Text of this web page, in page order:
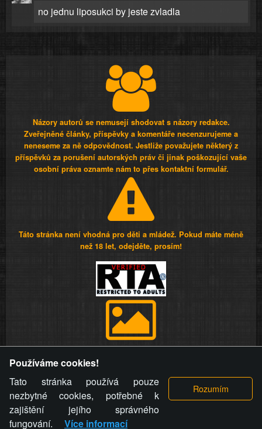
no jednu liposukci by jeste zvladla
Názory autorů se nemusejí shodovat s názory redakce.
Zveřejněné články, příspěvky a komentáře necenzurujeme a
neneseme za ně odpovědnost. Jestliže považujete některý z
příspěvků za porušení autorských práv či jinak poškozující vaše
osobní práva oznamte nám to přes kontaktní formulář.
Táto stránka není vhodná pro děti a mládež. Pokud máte méně
než 18 let, odejděte, prosím!
videa a komentáře. Osoba, které se toto opatření provozovatele
stránky týče, ani osoba, která umístila fotografii nebo video na
stránku, nemůže z důvodu odstranění fotografie, videa nebo
komentáře pro výše uvedenou okolnost uplatnit vůči
provozovateli stránky žádný nárok na náhradu škody nebo
nemajetkové újmy.
Používáme cookies!
Tato stránka používá pouze
nezbytné cookies, potřebné k
zajištění jejího správného
fungování.
Více informací